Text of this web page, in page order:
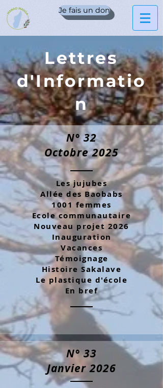
Je fais un don
Lettres
d'Informatio
n
N° 32
Octobre 2025
Les jujubes
Allée des Baobabs
1001 femmes
Ecole communautaire
Nouveau projet 2026
Inauguration
Vacances
Témoignage
Histoire Sakalave
Le plastique d'école
En bref
N° 33
Janvier 2026